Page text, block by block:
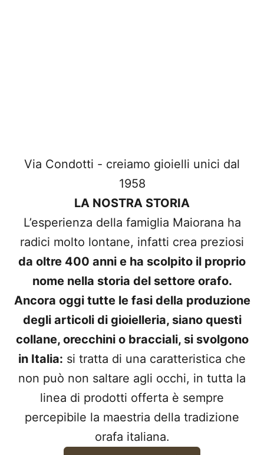
Via Condotti - creiamo gioielli unici dal
1958
LA NOSTRA STORIA
L’esperienza della famiglia Maiorana ha
radici molto lontane, infatti crea preziosi
da oltre 400 anni e ha scolpito il proprio
nome nella storia del settore orafo.
Ancora oggi tutte le fasi della produzione
degli articoli di gioielleria, siano questi
collane, orecchini o bracciali, si svolgono
in Italia: si tratta di una caratteristica che
non può non saltare agli occhi, in tutta la
linea di prodotti offerta è sempre
percepibile la maestria della tradizione
orafa italiana.